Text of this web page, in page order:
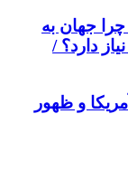
جهان به
دارد؟ /
و ظهور